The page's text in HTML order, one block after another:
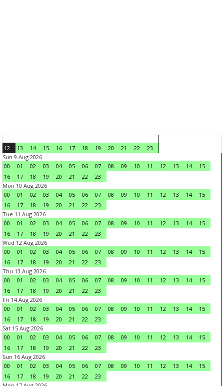
12 13 14 15 16 17 18 19 20 21 22
23
Sun 9 Aug 2026
00
01 02 03 04 05 06 07 08 09 10 11 12 13 14
15
16
17 18 19 20 21 22
23
Mon 10 Aug 2026
00
01 02 03 04 05 06 07 08 09 10 11 12 13 14
15
16
17 18 19 20 21 22
23
Tue 11 Aug 2026
00
01 02 03 04 05 06 07 08 09 10 11 12 13 14
15
16
17 18 19 20 21 22
23
Wed 12 Aug 2026
00
01 02 03 04 05 06 07 08 09 10 11 12 13 14
15
16
17 18 19 20 21 22
23
Thu 13 Aug 2026
00
01 02 03 04 05 06 07 08 09 10 11 12 13 14
15
16
17 18 19 20 21 22
23
Fri 14 Aug 2026
00
01 02 03 04 05 06 07 08 09 10 11 12 13 14
15
16
17 18 19 20 21 22
23
Sat 15 Aug 2026
00
01 02 03 04 05 06 07 08 09 10 11 12 13 14
15
16
17 18 19 20 21 22
23
Sun 16 Aug 2026
00
01 02 03 04 05 06 07 08 09 10 11 12 13 14
15
16
17 18 19 20 21 22
23